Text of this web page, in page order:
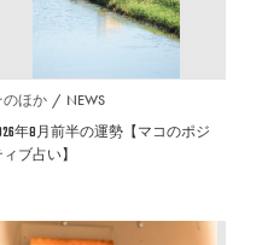
のほか NEWS
年8月前半の運勢【マコのポジ
ブ占い】